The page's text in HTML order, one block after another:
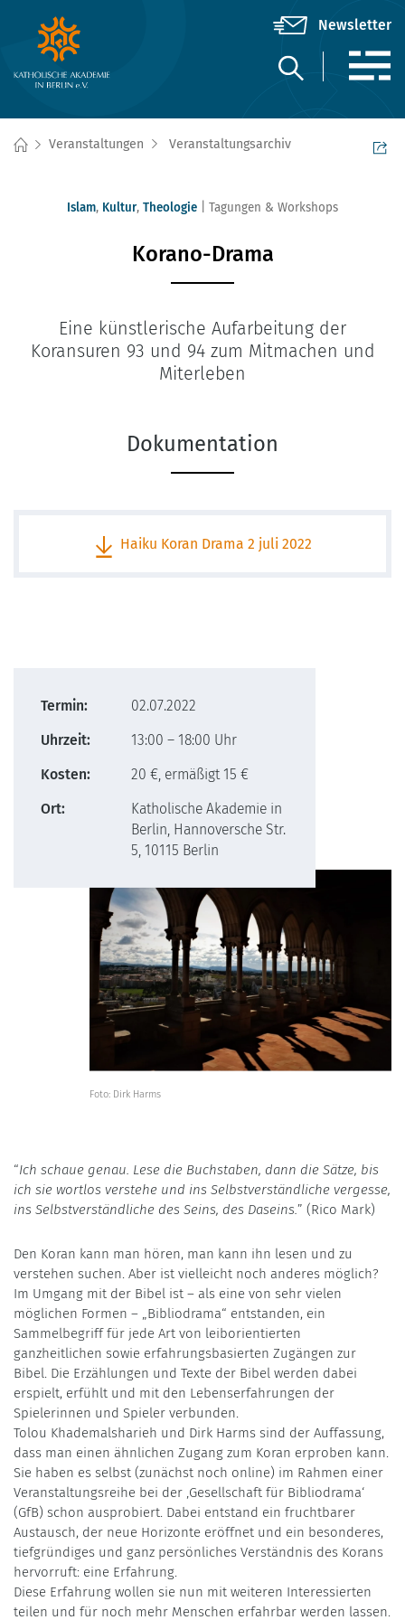
Veranstaltungen Veranstaltungsarchiv
Islam, Kultur, Theologie Tagungen & Workshops
Korano-Drama
Eine künstlerische Aufarbeitung der
Koransuren 93 und 94 zum Mitmachen und
Miterleben
Dokumentation
Haiku Koran Drama 2 juli 2022
Foto: Dirk Harms
Termin:
02.07.2022
Uhrzeit:
13:00 – 18:00 Uhr
Kosten:
20 €, ermäßigt 15 €
Ort:
Katholische Akademie in
Berlin, Hannoversche Str.
5, 10115 Berlin
“Ich schaue genau. Lese die Buchstaben, dann die Sätze, bis
ich sie wortlos verstehe und ins Selbstverständliche vergesse,
ins Selbstverständliche des Seins, des Daseins.” (Rico Mark)
Den Koran kann man hören, man kann ihn lesen und zu
verstehen suchen. Aber ist vielleicht noch anderes möglich?
Im Umgang mit der Bibel ist – als eine von sehr vielen
möglichen Formen – „Bibliodrama“ entstanden, ein
Sammelbegriff für jede Art von leiborientierten
ganzheitlichen sowie erfahrungsbasierten Zugängen zur
Bibel. Die Erzählungen und Texte der Bibel werden dabei
erspielt, erfühlt und mit den Lebenserfahrungen der
Spielerinnen und Spieler verbunden.
Tolou Khademalsharieh und Dirk Harms sind der Auffassung,
dass man einen ähnlichen Zugang zum Koran erproben kann.
Sie haben es selbst (zunächst noch online) im Rahmen einer
Veranstaltungsreihe bei der ‚Gesellschaft für Bibliodrama‘
(GfB) schon ausprobiert. Dabei entstand ein fruchtbarer
Austausch, der neue Horizonte eröffnet und ein besonderes,
tiefgründiges und ganz persönliches Verständnis des Korans
hervorruft: eine Erfahrung.
Diese Erfahrung wollen sie nun mit weiteren Interessierten
teilen und für noch mehr Menschen erfahrbar werden lassen.